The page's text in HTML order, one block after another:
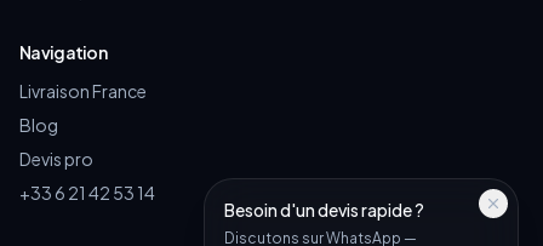
Navigation
Livraison France
Blog
Devis pro
+33 6 21 42 53 14
Besoin d'un devis rapide ?
Discutons sur WhatsApp —